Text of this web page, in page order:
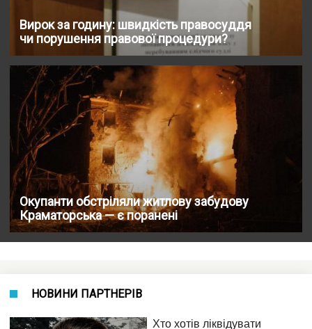
Вирок за годину: швидкість правосуддя
чи порушення правової процедури?
Окупанти обстріляли житлову забудову
Краматорська — є поранені
НОВИНИ ПАРТНЕРІВ